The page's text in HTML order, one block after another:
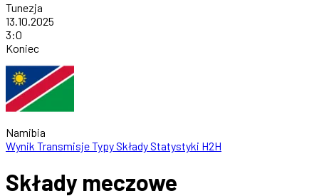
Tunezja
13.10.2025
3:0
Koniec
Namibia
Wynik TransmisjeTypySkładyStatystyki H2H
Składy meczowe